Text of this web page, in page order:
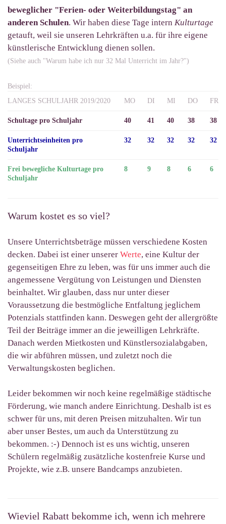
beweglicher "Ferien- oder Weiterbildungstag" an
anderen Schulen. Wir haben diese Tage intern Kulturtage
getauft, weil sie unseren Lehrkräften u.a. für ihre eigene
künstlerische Entwicklung dienen sollen.
(Siehe auch "Warum habe ich nur 32 Mal Unterricht im Jahr?")
Beispiel:
LANGES SCHULJAHR 2019/2020
MO DI MI DO FR
Schultage pro Schuljahr 40 41 40 38 38
Unterrichtseinheiten pro
Schuljahr
32 32 32 32 32
Frei bewegliche Kulturtage pro
Schuljahr
8 9 8 6 6
Warum kostet es so viel?
Unsere Unterrichtsbeträge müssen verschiedene Kosten
decken. Dabei ist einer unserer Werte, eine Kultur der
gegenseitigen Ehre zu leben, was für uns immer auch die
angemessene Vergütung von Leistungen und Diensten
beinhaltet. Wir glauben, dass nur unter dieser
Voraussetzung die bestmögliche Entfaltung jeglichem
Potenzials stattfinden kann. Deswegen geht der allergrößte
Teil der Beiträge immer an die jeweilligen Lehrkräfte.
Danach werden Mietkosten und Künstlersozialabgaben,
die wir abführen müssen, und zuletzt noch die
Verwaltungskosten beglichen.
Leider bekommen wir noch keine regelmäßige städtische
Förderung, wie manch andere Einrichtung. Deshalb ist es
schwer für uns, mit deren Preisen mitzuhalten. Wir tun
aber unser Bestes, um auch da Unterstützung zu
bekommen. :-) Dennoch ist es uns wichtig, unseren
Schülern regelmäßig zusätzliche kostenfreie Kurse und
Projekte, wie z.B. unsere Bandcamps anzubieten.
Wieviel Rabatt bekomme ich, wenn ich mehrere